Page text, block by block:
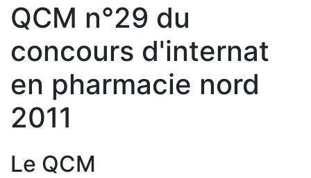
QCM n°29 du
concours d'internat
en pharmacie nord
2011
Le QCM